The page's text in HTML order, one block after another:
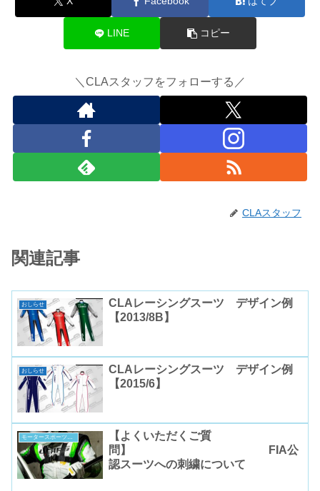
LINE コピー
＼CLAスタッフをフォローする／
CLAスタッフ
関連記事
おしらせ
CLAレーシングスーツ デザイン例
【2013/8B】
おしらせ
CLAレーシングスーツ デザイン例
【2015/6】
【よくいただくご質
問】 FIA公
認スーツへの刺繍について